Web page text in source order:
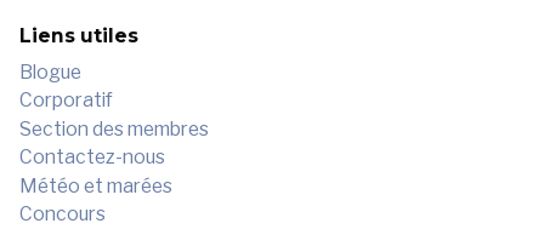
Liens utiles
Blogue
Corporatif
Section des membres
Contactez-nous
Météo et marées
Concours